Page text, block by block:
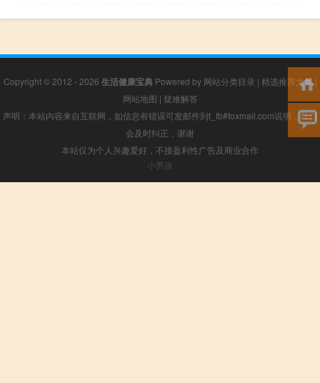
Copyright © 2012 - 2026 生活健康宝典Powered by 网站分类目录 | 精选推荐文章|
网站地图 | 疑难解答
声明：本站内容来自互联网，如信息有错误可发邮件到f_fb#foxmail.com说明，我们
会及时纠正，谢谢
本站仅为个人兴趣爱好，不接盈利性广告及商业合作
小男孩